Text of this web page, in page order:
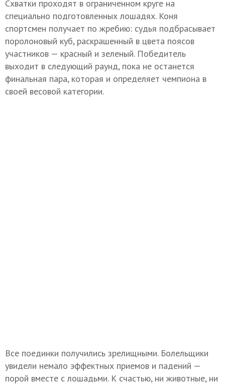
Схватки проходят в ограниченном круге на
специально подготовленных лошадях. Коня
спортсмен получает по жребию: судья подбрасывает
поролоновый куб, раскрашенный в цвета поясов
участников — красный и зеленый. Победитель
выходит в следующий раунд, пока не останется
финальная пара, которая и определяет чемпиона в
своей весовой категории.
Все поединки получились зрелищными. Болельщики
увидели немало эффектных приемов и падений —
порой вместе с лошадьми. К счастью, ни животные, ни